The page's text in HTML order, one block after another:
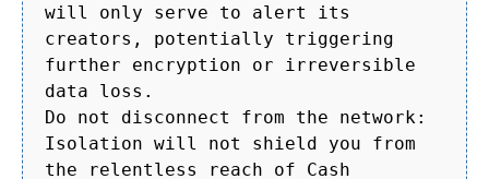
will only serve to alert its
creators, potentially triggering
further encryption or irreversible
data loss.
Do not disconnect from the network:
Isolation will not shield you from
the relentless reach of Cash